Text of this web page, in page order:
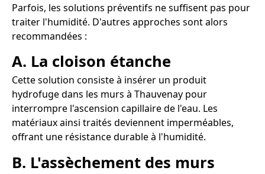
Parfois, les solutions préventifs ne suffisent pas pour
traiter l'humidité. D'autres approches sont alors
recommandées :
A. La cloison étanche
Cette solution consiste à insérer un produit
hydrofuge dans les murs à Thauvenay pour
interrompre l'ascension capillaire de l'eau. Les
matériaux ainsi traités deviennent imperméables,
offrant une résistance durable à l'humidité.
B. L'assèchement des murs